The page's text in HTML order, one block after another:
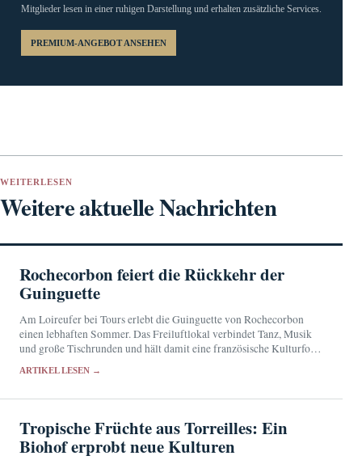
Mitglieder lesen in einer ruhigen Darstellung und erhalten zusätzliche Services.
PREMIUM-ANGEBOT ANSEHEN
WEITERLESEN
Weitere aktuelle Nachrichten
Rochecorbon feiert die Rückkehr der
Guinguette
Am Loireufer bei Tours erlebt die Guinguette von Rochecorbon
einen lebhaften Sommer. Das Freiluftlokal verbindet Tanz, Musik
und große Tischrunden und hält damit eine französische Kulturform
ARTIKEL LESEN →
Tropische Früchte aus Torreilles: Ein
Biohof erprobt neue Kulturen